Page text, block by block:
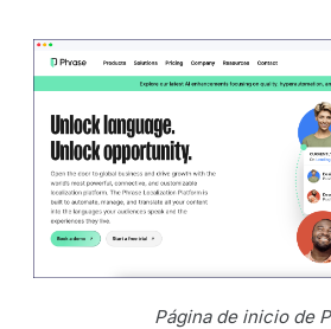
Página de inicio de